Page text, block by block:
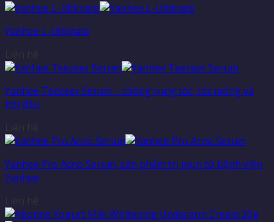
Yanhee L-Ultimate
Yanhee Teezeer Serum – chống rụng tóc, tóc mỏng và
hói đầu
Yanhee Pro Acno Serum, sản phẩm trị mụn từ bệnh viện
Yanhee